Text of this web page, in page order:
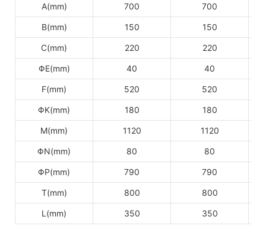
A(mm) 700 700
B(mm) 150 150
C(mm) 220 220
ΦE(mm) 40 40
F(mm) 520 520
ΦK(mm) 180 180
M(mm) 1120 1120
ΦN(mm) 80 80
ΦP(mm) 790 790
T(mm) 800 800
L(mm) 350 350